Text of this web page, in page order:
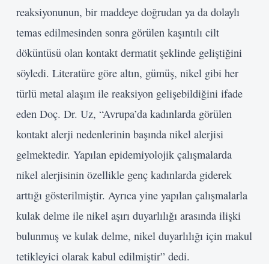
reaksiyonunun, bir maddeye doğrudan ya da dolaylı
temas edilmesinden sonra görülen kaşıntılı cilt
döküntüsü olan kontakt dermatit şeklinde geliştiğini
söyledi. Literatüre göre altın, gümüş, nikel gibi her
türlü metal alaşım ile reaksiyon gelişebildiğini ifade
eden Doç. Dr. Uz, “Avrupa’da kadınlarda görülen
kontakt alerji nedenlerinin başında nikel alerjisi
gelmektedir. Yapılan epidemiyolojik çalışmalarda
nikel alerjisinin özellikle genç kadınlarda giderek
arttığı gösterilmiştir. Ayrıca yine yapılan çalışmalarla
kulak delme ile nikel aşırı duyarlılığı arasında ilişki
bulunmuş ve kulak delme, nikel duyarlılığı için makul
tetikleyici olarak kabul edilmiştir” dedi.